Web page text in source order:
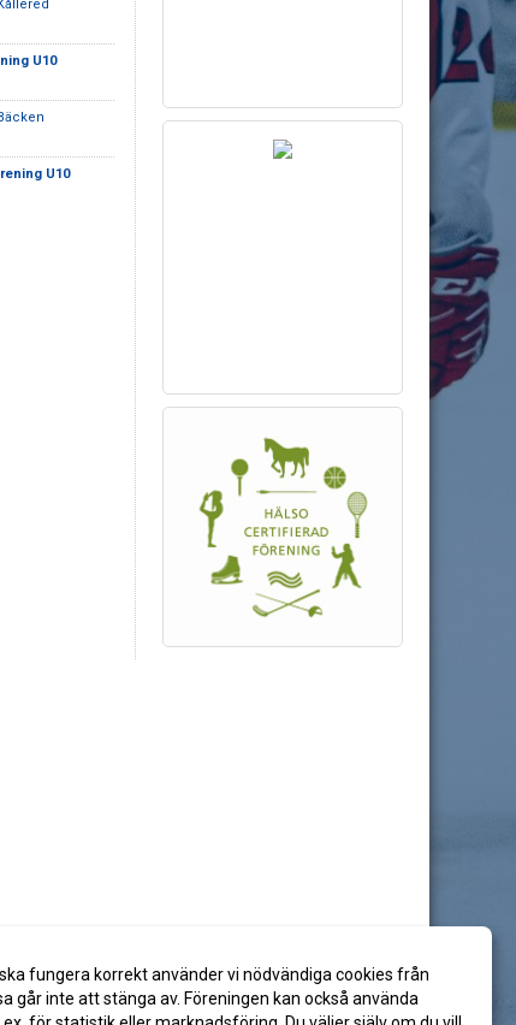
U10
U10
fungera korrekt använder vi nödvändiga cookies från
går inte att stänga av. Föreningen kan också använda